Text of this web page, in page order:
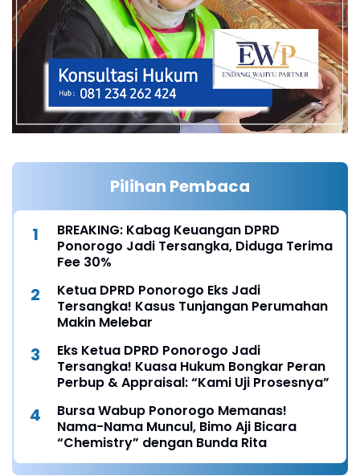
Pilihan Pembaca
BREAKING: Kabag Keuangan DPRD
Ponorogo Jadi Tersangka, Diduga Terima
Fee 30%
Ketua DPRD Ponorogo Eks Jadi
Tersangka! Kasus Tunjangan Perumahan
Makin Melebar
Eks Ketua DPRD Ponorogo Jadi
Tersangka! Kuasa Hukum Bongkar Peran
Perbup & Appraisal: “Kami Uji Prosesnya”
Bursa Wabup Ponorogo Memanas!
Nama-Nama Muncul, Bimo Aji Bicara
“Chemistry” dengan Bunda Rita